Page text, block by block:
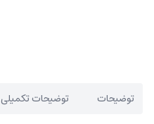
توضیحات توضیحات تکمیلی